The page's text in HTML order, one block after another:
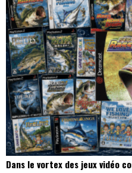
Dans le vortex des jeux vidéo